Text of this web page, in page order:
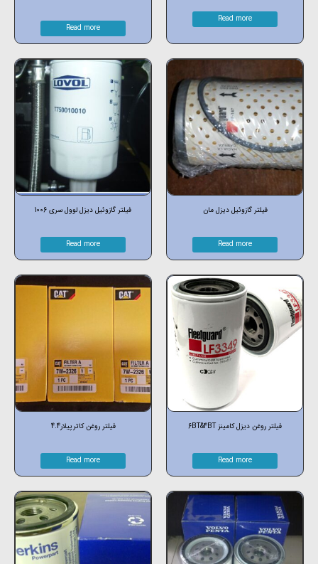
Read more
Read more
فیلتر گازوئیل دیزل مان
Read more
فیلتر گازوئیل دیزل لوول سری 1006
Read more
فیلتر روغن دیزل کامینز 6BT&4BT
Read more
فیلتر روغن کاترپیلار4.4
Read more